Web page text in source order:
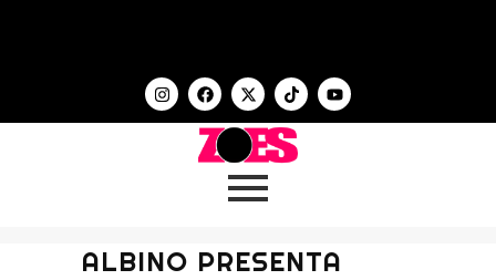
ALBINO PRESENTA